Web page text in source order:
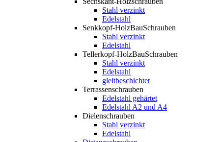
Stahl verzinkt
Edelstahl
Senkkopf-HolzBauSchrauben
Stahl verzinkt
Edelstahl
Tellerkopf-HolzBauSchrauben
Stahl verzinkt
Edelstahl
gleitbeschichtet
Terrassenschrauben
Edelstahl gehärtet
Edelstahl A2 und A4
Dielenschrauben
Stahl verzinkt
Edelstahl